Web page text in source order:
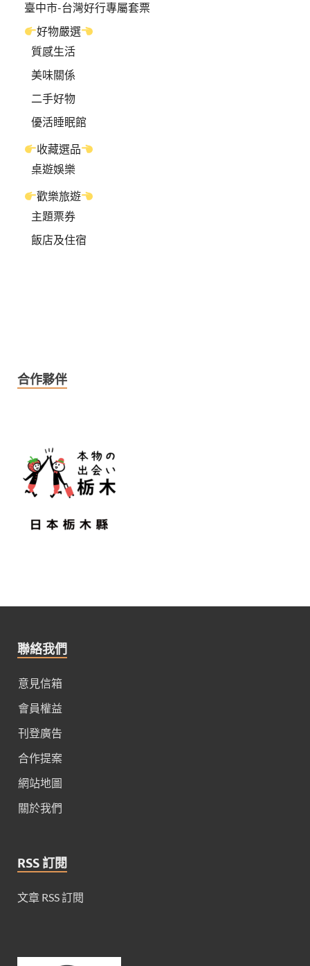
臺中市-台灣好行專屬套票
好物嚴選
質感生活
美味關係
二手好物
優活睡眠館
收藏選品
桌遊娛樂
歡樂旅遊
主題票券
飯店及住宿
合作夥伴
聯絡我們
意見信箱
會員權益
刊登廣告
合作提案
網站地圖
關於我們
RSS 訂閱
文章 RSS 訂閱